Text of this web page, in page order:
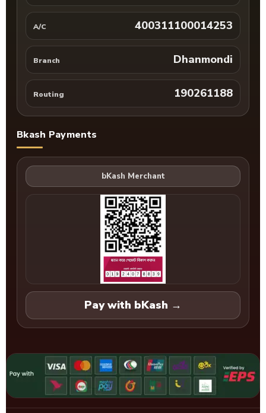
A/C 400311100014253
Branch Dhanmondi
Routing 190261188
Bkash Payments
Pay with bKash →